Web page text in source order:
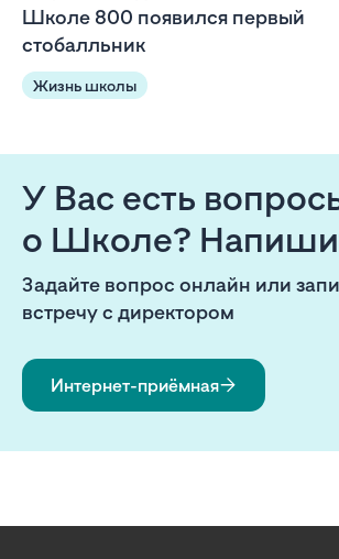
Школе 800 появился первый
стобалльник
Жизнь школы
У Вас есть
о Школе?
Задайте вопрос онлайн или
встречу с директором
Интернет-приёмная